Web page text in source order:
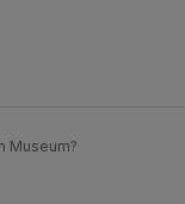
Museum?